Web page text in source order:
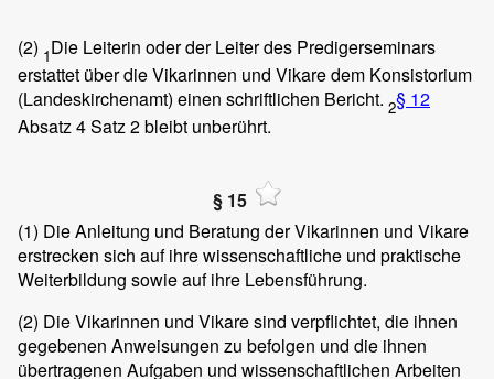
(2) 1Die Leiterin oder der Leiter des Predigerseminars
erstattet über die Vikarinnen und Vikare dem Konsistorium
(Landeskirchenamt) einen schriftlichen Bericht. 2§ 12
Absatz 4 Satz 2 bleibt unberührt.
§ 15
(1) Die Anleitung und Beratung der Vikarinnen und Vikare
erstrecken sich auf ihre wissenschaftliche und praktische
Weiterbildung sowie auf ihre Lebensführung.
(2) Die Vikarinnen und Vikare sind verpflichtet, die ihnen
gegebenen Anweisungen zu befolgen und die ihnen
übertragenen Aufgaben und wissenschaftlichen Arbeiten